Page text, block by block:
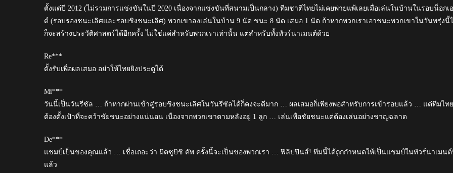
ตั้งแต่ปี 2012 (ไม่รวมการแข่งขันในปี 2020 เนื่องจากแข่งขันที่สนามเป็นกลาง) ทีมชาติไทยไม่เคยพ่ายแพ้เลยเมื่อเล่นในบ้านในรอบน็อกเ
ต์ (รอบรองชนะเลิศและรอบชิงชนะเลิศ) พวกเขาลงเล่นในบ้าน 9 นัด ชนะ 8 นัด เสมอ 1 นัด ถ้าหากพวกเราเอาชนะพวกเขาในวันพรุ่งนี้
ก็จะสร้างประวัติศาสตร์ได้อีกครั้ง ไม่ใช่แค่สำหรับพวกเราเท่านั้น แต่สำหรับทั้งทัวร์นาเมนต์ด้วย
Re***
ตั้งรับเพื่อผลเสมอ อย่าให้ไทยยิงประตูได้
Mi***
วันนี้เป็นวันรีซัล … ถ้าหากผ่านเข้าสู่รอบชิงชนะเลิศในวันรีซัลได้ก็คงจะดีมาก … ผลเสมอก็เพียงพอสำหรับการเข้ารอบแล้ว … แต่ทีมไทย
ต้องตั้งเป้าที่จะคว้าชัยชนะอย่างแน่นอน เนื่องจากพวกเขาตามหลังอยู่ 1 ลูก … เล่นเพื่อชัยชนะแต่ต้องเล่นอย่างชาญฉลาด
De***
แชมป์เป็นของคุณแล้ว … เชื่อเถอะว่า มิตซูบิชิ คัพ ครั้งนี้จะเป็นของพวกเรา … ฟิลิปปินส์! ทีมนี้ได้ถูกกำหนดให้เป็นแชมป์ในทัวร์นาเมน
แล้ว